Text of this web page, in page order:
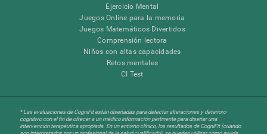
Ejercicio Mental
Juegos Online para la memoria
Juegos Matemáticos Divertidos
Comprensión lectora
Niños con altas capacidades
Retos mentales
CI Test
* Las evaluaciones de CogniFit están diseñadas para detectar alteraciones y deterioro
cognitivo con el fin de ofrecer a un médico información pertinente para diseñar una
intervención terapéutica apropiada. En un entorno clínico, los resultados de CogniFit (cuando